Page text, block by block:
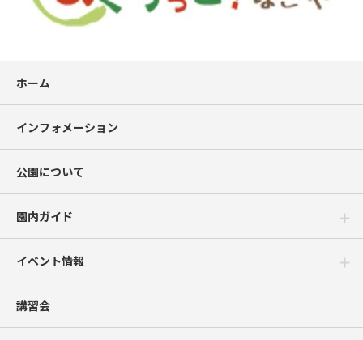
ホーム
インフォメーション
公園について
園内ガイド
イベント情報
講習会